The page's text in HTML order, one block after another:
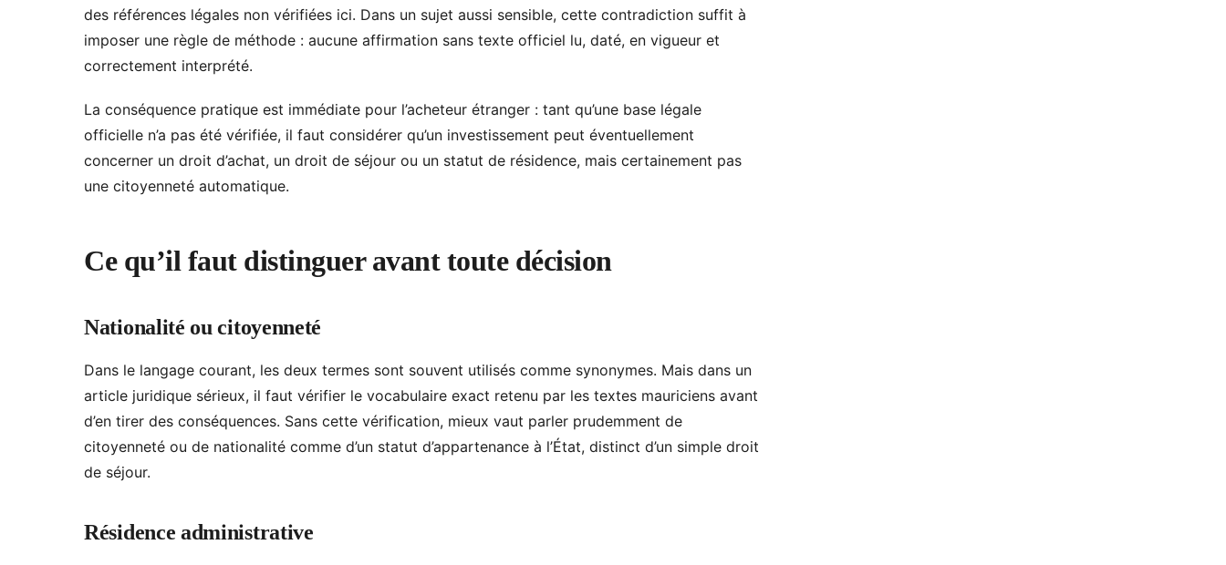
des références légales non vérifiées ici. Dans un sujet aussi sensible, cette contradiction suffit à
imposer une règle de méthode : aucune affirmation sans texte officiel lu, daté, en vigueur et
correctement interprété.
La conséquence pratique est immédiate pour l’acheteur étranger : tant qu’une base légale
officielle n’a pas été vérifiée, il faut considérer qu’un investissement peut éventuellement
concerner un droit d’achat, un droit de séjour ou un statut de résidence, mais certainement pas
une citoyenneté automatique.
Ce qu’il faut distinguer avant toute décision
Nationalité ou citoyenneté
Dans le langage courant, les deux termes sont souvent utilisés comme synonymes. Mais dans un
article juridique sérieux, il faut vérifier le vocabulaire exact retenu par les textes mauriciens avant
d’en tirer des conséquences. Sans cette vérification, mieux vaut parler prudemment de
citoyenneté ou de nationalité comme d’un statut d’appartenance à l’État, distinct d’un simple droit
de séjour.
Résidence administrative